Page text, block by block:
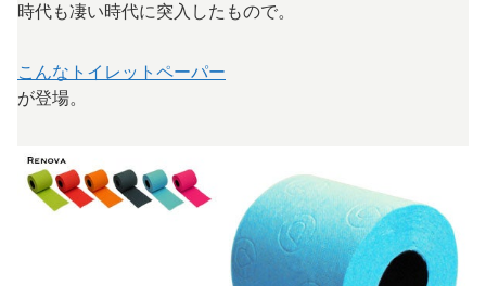
時代も凄い時代に突入したもので。
こんなトイレットペーパー
が登場。